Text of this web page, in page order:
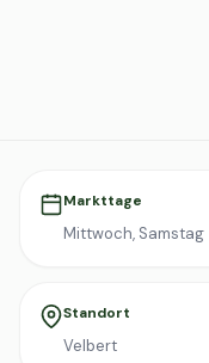
Markttage
Mittwoch, Samstag
Standort
Velbert